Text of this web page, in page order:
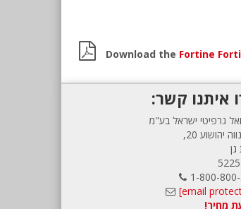
Download the Fortine
איתנו קשר:
גרפיטי ישראל בע"מ
יהושוע 20,
1-800-
מחיר!